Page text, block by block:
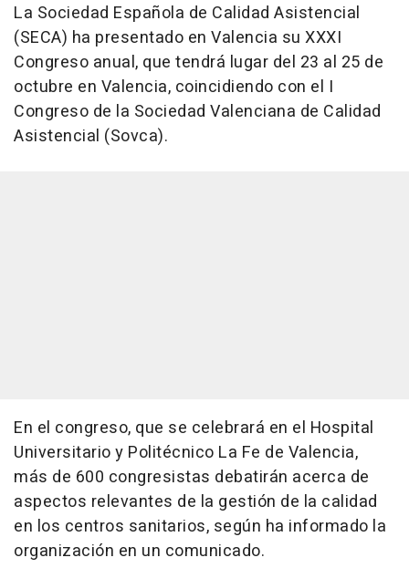
La Sociedad Española de Calidad Asistencial
(SECA) ha presentado en Valencia su XXXI
Congreso anual, que tendrá lugar del 23 al 25 de
octubre en Valencia, coincidiendo con el I
Congreso de la Sociedad Valenciana de Calidad
Asistencial (Sovca).
En el congreso, que se celebrará en el Hospital
Universitario y Politécnico La Fe de Valencia,
más de 600 congresistas debatirán acerca de
aspectos relevantes de la gestión de la calidad
en los centros sanitarios, según ha informado la
organización en un comunicado.